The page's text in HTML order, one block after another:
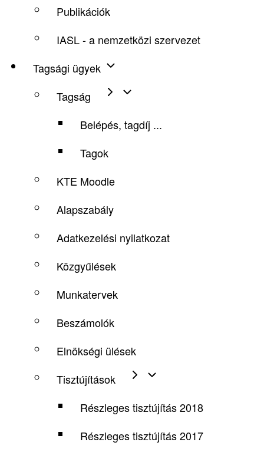
Publikációk
IASL - a nemzetközi szervezet
Tagsági ügyek
Tagság
Belépés, tagdíj ...
Tagok
KTE Moodle
Alapszabály
Adatkezelési nyilatkozat
Közgyűlések
Munkatervek
Beszámolók
Elnökségi ülések
Tisztújítások
Részleges tisztújítás 2018
Részleges tisztújítás 2017